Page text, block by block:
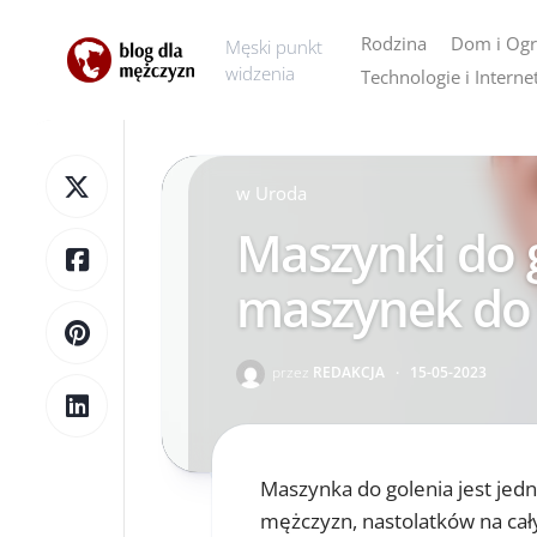
Męski punkt
widzenia
Rodzina Dom i
Technologie i
w Uroda
Maszynki do
maszynek
przez REDAKCJA · 15-05-2023
Maszynka do golenia jest
mężczyzn, nastolatków na